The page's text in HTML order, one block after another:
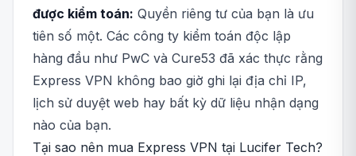
được kiểm toán: Quyền riêng tư của bạn là ưu
tiên số một. Các công ty kiểm toán độc lập
hàng đầu như PwC và Cure53 đã xác thực rằng
Express VPN không bao giờ ghi lại địa chỉ IP,
lịch sử duyệt web hay bất kỳ dữ liệu nhận dạng
nào của bạn.
Tại sao nên mua Express VPN tại Lucifer Tech?